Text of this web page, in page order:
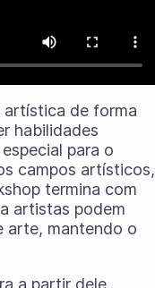
artística de forma
habilidades
para o
campos artísticos,
termina com
artistas podem
arte, mantendo o
a partir dele,